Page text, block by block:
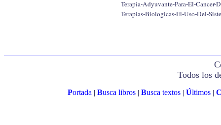
Terapia-Adyuvante-Para-El-Cancer-
Terapias-Biologicas-El-Uso-Del-
Todos los
Portada| Busca libros| Busca textos| Últimos|